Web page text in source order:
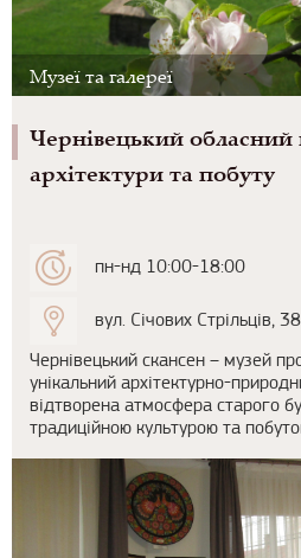
Музеї та галереї
Чернівецький обласний
архітектури та побуту
пн-нд 10:00-18:00
вул. Січових Стрільців,
Чернівецький скансен – музей
унікальний архітектурно-
відтворена атмосфера старого
традиційною культурою та